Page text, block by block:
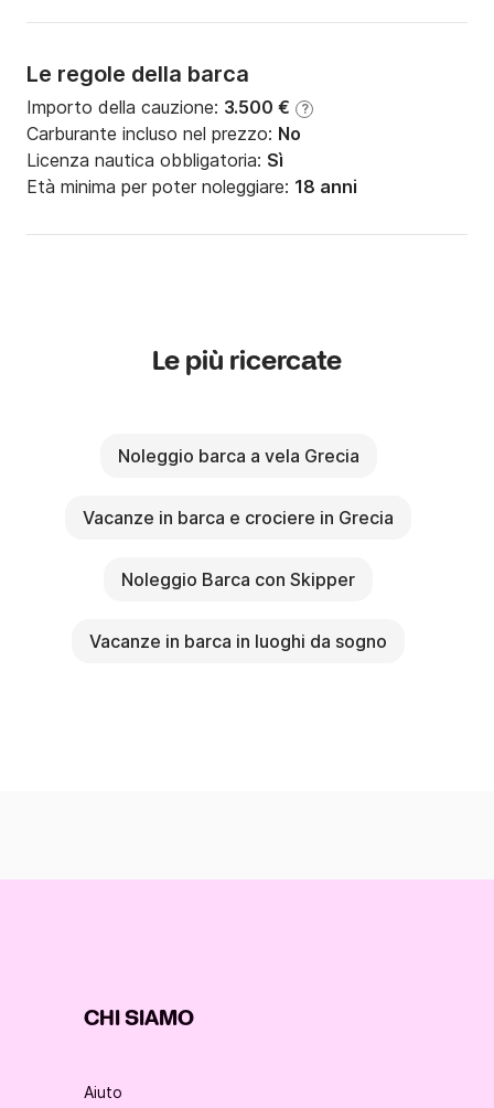
Le regole della barca
Importo della cauzione: 3.500 € ?
Carburante incluso nel prezzo: No
Licenza nautica obbligatoria: Sì
Età minima per poter noleggiare: 18 anni
Le più ricercate
Noleggio barca a vela Grecia
Vacanze in barca e crociere in Grecia
Noleggio Barca con Skipper
Vacanze in barca in luoghi da sogno
CHI SIAMO
Aiuto